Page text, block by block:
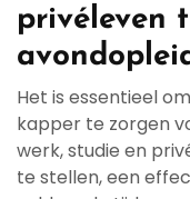
privéleven
Het is essentieel
kapper te zorgen
werk, studie en
te stellen, een